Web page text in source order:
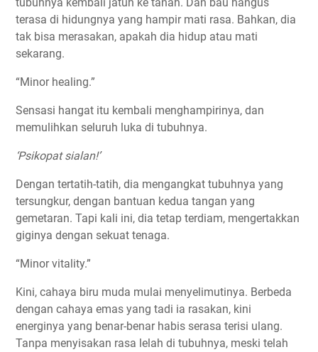
terasa di hidungnya yang hampir mati rasa. Bahkan, dia
tak bisa merasakan, apakah dia hidup atau mati
sekarang.
“Minor healing.”
Sensasi hangat itu kembali menghampirinya, dan
memulihkan seluruh luka di tubuhnya.
‘Psikopat sialan!’
Dengan tertatih-tatih, dia mengangkat tubuhnya yang
tersungkur, dengan bantuan kedua tangan yang
gemetaran. Tapi kali ini, dia tetap terdiam, mengertakkan
giginya dengan sekuat tenaga.
“Minor vitality.”
Kini, cahaya biru muda mulai menyelimutinya. Berbeda
dengan cahaya emas yang tadi ia rasakan, kini
energinya yang benar-benar habis serasa terisi ulang.
Tanpa menyisakan rasa lelah di tubuhnya, meski telah